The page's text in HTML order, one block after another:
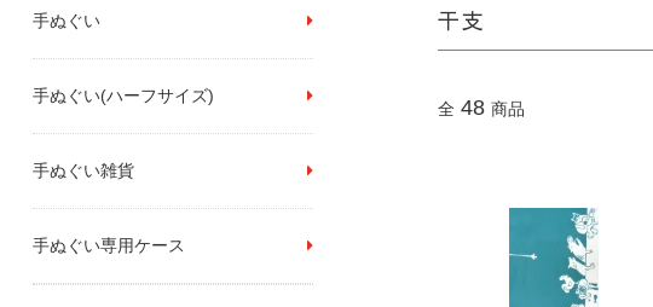
干支
全 48 商品
手ぬぐい
手ぬぐい(ハーフサイズ)
手ぬぐい雑貨
手ぬぐい専用ケース